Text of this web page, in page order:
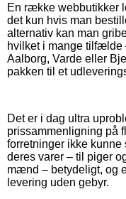
En række webbutikker
det kun hvis man
alternativ kan man
hvilket i mange
Aalborg, Varde eller
pakken til et
Det er i dag ultra
prissammenligning på
forretninger ikke
deres varer – til piger
mænd – betydeligt, og
levering uden gebyr.